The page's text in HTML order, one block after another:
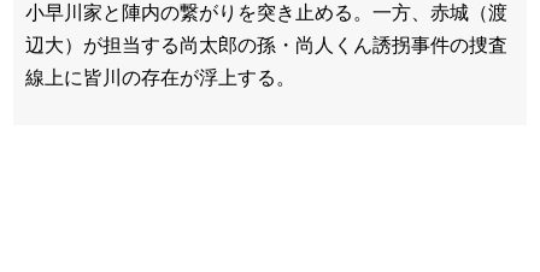
小早川家と陣内の繋がりを突き止める。一方、赤城（渡
辺大）が担当する尚太郎の孫・尚人くん誘拐事件の捜査
線上に皆川の存在が浮上する。